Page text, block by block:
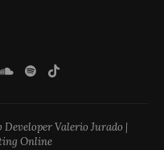
Valerio Jurado |
Online